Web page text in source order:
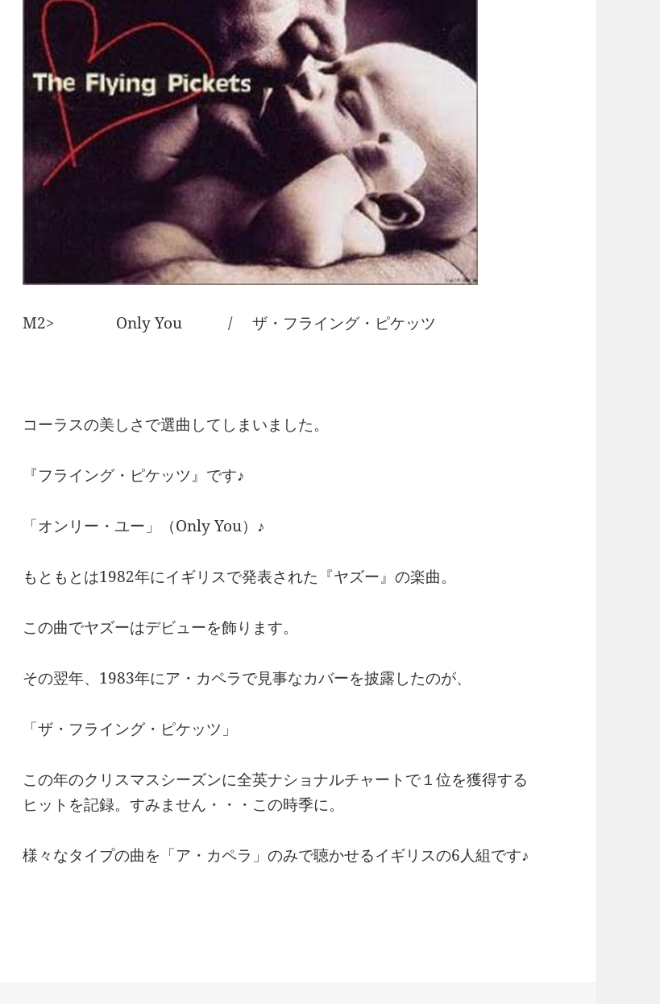
M2> Only You / ザ・フライング・ピケッツ
コーラスの美しさで選曲してしまいました。
『フライング・ピケッツ』です♪
「オンリー・ユー」（Only You）♪
もともとは1982年にイギリスで発表された『ヤズー』の楽曲。
この曲でヤズーはデビューを飾ります。
その翌年、1983年にア・カペラで見事なカバーを披露したのが、
「ザ・フライング・ピケッツ」
この年のクリスマスシーズンに全英ナショナルチャートで１位を獲得する
ヒットを記録。すみません・・・この時季に。
様々なタイプの曲を「ア・カペラ」のみで聴かせるイギリスの6人組です♪